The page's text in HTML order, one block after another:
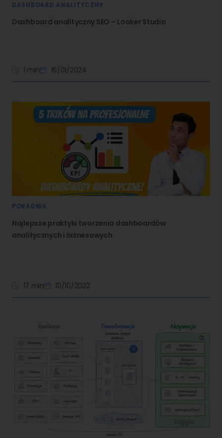
DASHBOARD ANALITYCZNY
Dashboard analityczny SEO – Looker Studio
1 min 16/01/2024
PORADNIK
Najlepsze praktyki tworzenia dashboardów
analitycznych i biznesowych
17 min 10/10/2023